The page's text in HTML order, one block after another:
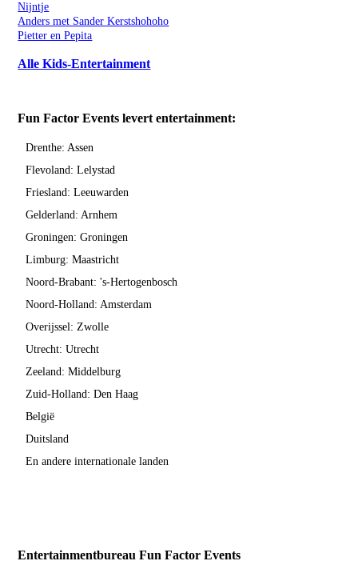
Nijntje
Anders met Sander Kerstshohoho
Pietter en Pepita
Alle Kids-Entertainment
Fun Factor Events levert entertainment:
Drenthe: Assen
Flevoland: Lelystad
Friesland: Leeuwarden
Gelderland: Arnhem
Groningen: Groningen
Limburg: Maastricht
Noord-Brabant: 's-Hertogenbosch
Noord-Holland: Amsterdam
Overijssel: Zwolle
Utrecht: Utrecht
Zeeland: Middelburg
Zuid-Holland: Den Haag
België
Duitsland
En andere internationale landen
Entertainmentbureau Fun Factor Events